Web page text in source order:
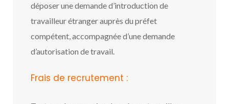
déposer une demande d’introduction de
travailleur étranger auprès du préfet
compétent, accompagnée d’une demande
d’autorisation de travail.
Frais de recrutement :